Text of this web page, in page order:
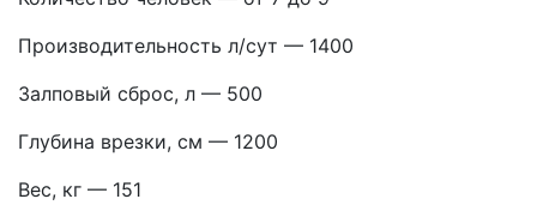
Производительность л/сут — 1400
Залповый сброс, л — 500
Глубина врезки, см — 1200
Вес, кг — 151